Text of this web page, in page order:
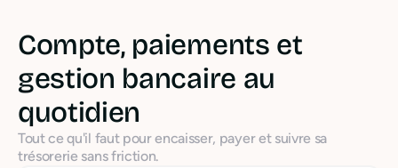
Compte, paiements et
gestion bancaire au
quotidien
Tout ce qu'il faut pour encaisser, payer et suivre sa
trésorerie sans friction.